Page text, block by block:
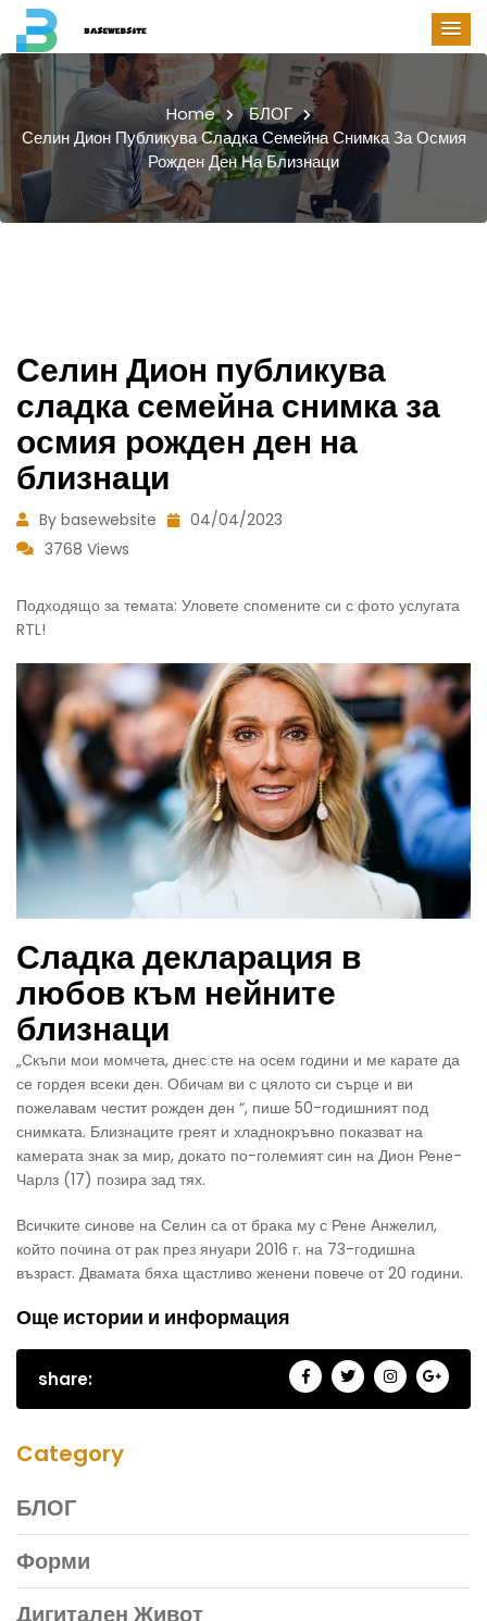
Home
БЛОГ
Селин Дион Публикува Сладка Семейна Снимка За Осмия
Рожден Ден На Близнаци
Селин Дион публикува
сладка семейна снимка за
осмия рожден ден на
близнаци
By basewebsite
04/04/2023
3768 Views
Подходящо за темата: Уловете спомените си с фото услугата
RTL!
Сладка декларация в
любов към нейните
близнаци
„Скъпи мои момчета, днес сте на осем години и ме карате да
се гордея всеки ден. Обичам ви с цялото си сърце и ви
пожелавам честит рожден ден “, пише 50-годишният под
снимката. Близнаците греят и хладнокръвно показват на
камерата знак за мир, докато по-големият син на Дион Рене-
Чарлз (17) позира зад тях.
Всичките синове на Селин са от брака му с Рене Анжелил,
който почина от рак през януари 2016 г. на 73-годишна
възраст. Двамата бяха щастливо женени повече от 20 години.
Още истории и информация
share:
Category
БЛОГ
Форми
Дигитален Живот